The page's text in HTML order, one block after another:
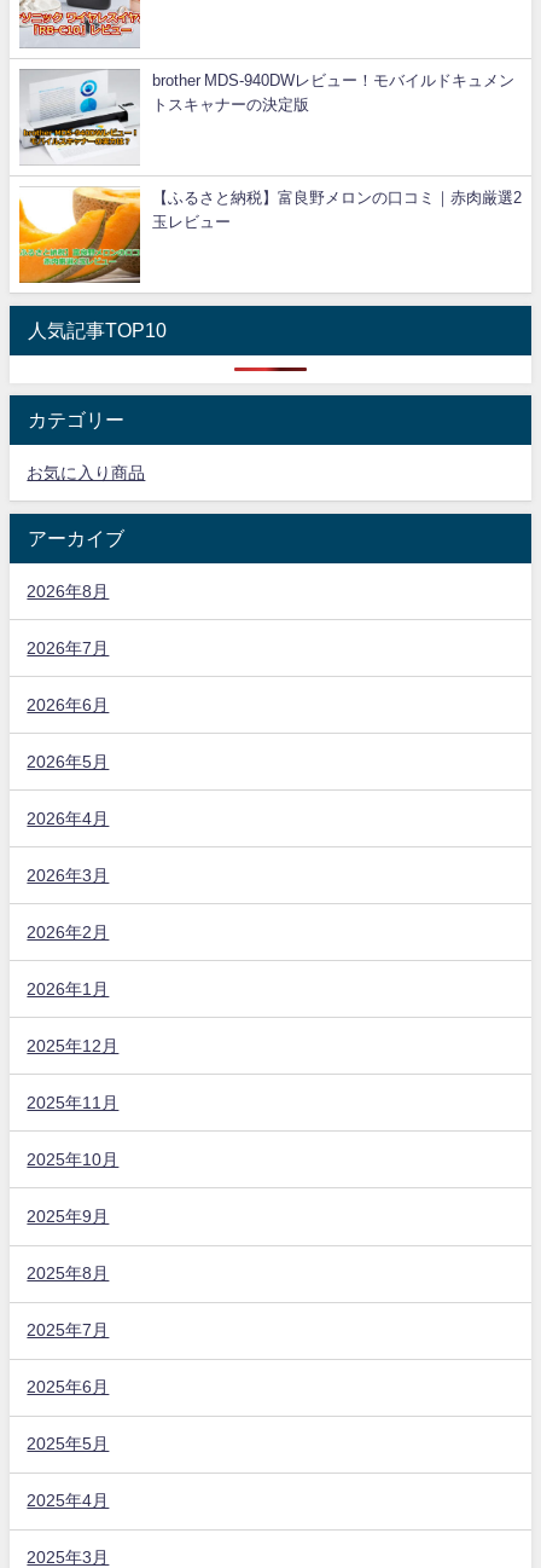
brother MDS-940DWレビュー！モバイルドキュメン
トスキャナーの決定版
【ふるさと納税】富良野メロンの口コミ｜赤肉厳選2
玉レビュー
人気記事TOP10
カテゴリー
お気に入り商品
アーカイブ
2026年8月
2026年7月
2026年6月
2026年5月
2026年4月
2026年3月
2026年2月
2026年1月
2025年12月
2025年11月
2025年10月
2025年9月
2025年8月
2025年7月
2025年6月
2025年5月
2025年4月
2025年3月